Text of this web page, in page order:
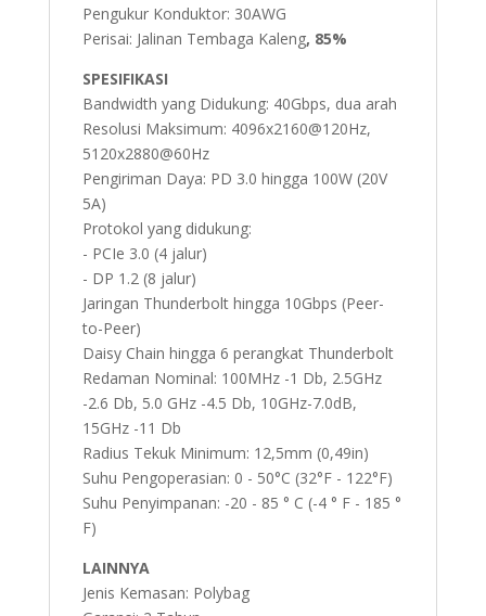
Pengukur Konduktor: 30AWG
Perisai: Jalinan Tembaga Kaleng, 85%
SPESIFIKASI
Bandwidth yang Didukung: 40Gbps, dua arah
Resolusi Maksimum: 4096x2160@120Hz,
5120x2880@60Hz
Pengiriman Daya: PD 3.0 hingga 100W (20V
5A)
Protokol yang didukung:
- PCIe 3.0 (4 jalur)
- DP 1.2 (8 jalur)
Jaringan Thunderbolt hingga 10Gbps (Peer-
to-Peer)
Daisy Chain hingga 6 perangkat Thunderbolt
Redaman Nominal: 100MHz -1 Db, 2.5GHz
-2.6 Db, 5.0 GHz -4.5 Db, 10GHz-7.0dB,
15GHz -11 Db
Radius Tekuk Minimum: 12,5mm (0,49in)
Suhu Pengoperasian: 0 - 50°C (32°F - 122°F)
Suhu Penyimpanan: -20 - 85 ° C (-4 ° F - 185 °
F)
LAINNYA
Jenis Kemasan: Polybag